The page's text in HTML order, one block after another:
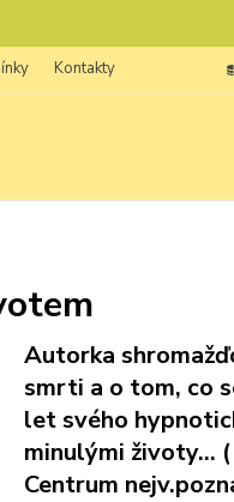
Kontakty
Autorka
smrti a o tom, co
let svého
minulými životy...
Centrum